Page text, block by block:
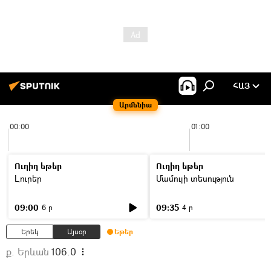
Արմենիա
ՀԱՅ
00:00 01:00
Ուղիղ եթեր
Լուրեր
09:00 6 ր
Ուղիղ եթեր
Մամուլի տեսություն
09:35 4 ր
Երեկ Այսօր Եթեր
ք. Երևան 106.0